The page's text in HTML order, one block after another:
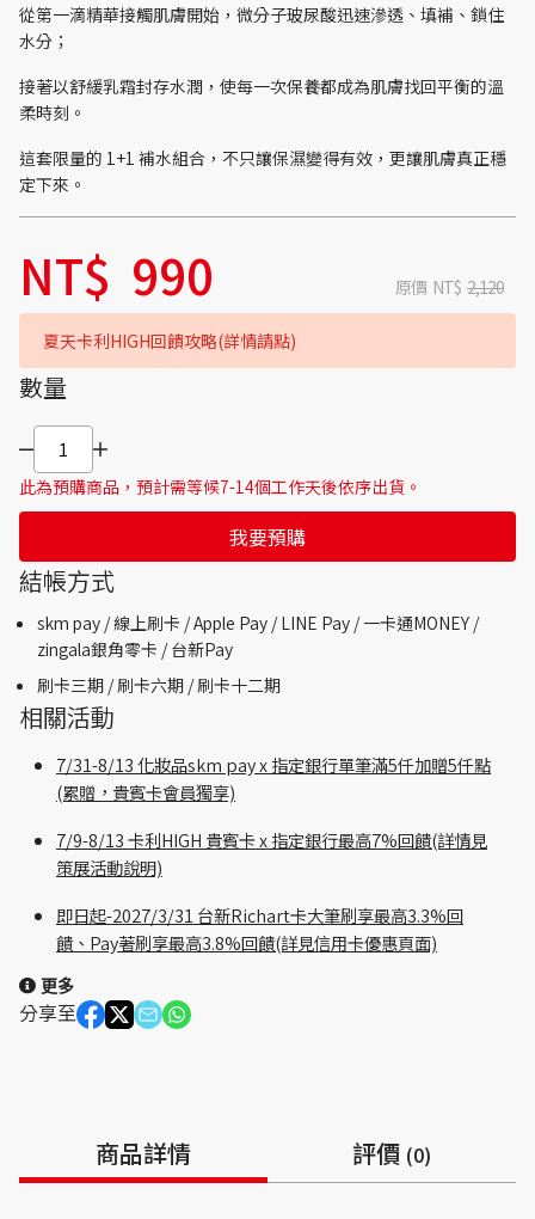
從第一滴精華接觸肌膚開始，微分子玻尿酸迅速滲透、填補、鎖住
水分；
接著以舒緩乳霜封存水潤，使每一次保養都成為肌膚找回平衡的溫
柔時刻。
這套限量的 1+1 補水組合，不只讓保濕變得有效，更讓肌膚真正穩
定下來。
NT$ 990 原價 NT$ 2,120
夏天卡利HIGH回饋攻略(詳情請點)
數量
此為預購商品，預計需等候7-14個工作天後依序出貨。
我要預購
結帳方式
skm pay /線上刷卡 / Apple Pay /LINE Pay / 一卡通MONEY /
zingala銀角零卡 /台新Pay
刷卡三期 /刷卡六期 /刷卡十二期
相關活動
7/31-8/13 化妝品skm pay x 指定銀行單筆滿5仟加贈5仟點
(累贈，貴賓卡會員獨享)
7/9-8/13 卡利HIGH 貴賓卡 x 指定銀行最高7%回饋(詳情見
策展活動說明)
即日起-2027/3/31 台新Richart卡大筆刷享最高3.3%回
饋、Pay著刷享最高3.8%回饋(詳見信用卡優惠頁面)
更多
分享至
商品詳情 評價 (0)